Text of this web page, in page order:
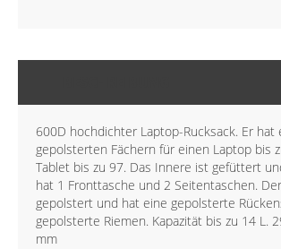
600D hochdichter Laptop-Rucksack. Er hat
gepolsterten Fächern für einen Laptop bis
Tablet bis zu 97. Das Innere ist gefüttert
hat 1 Fronttasche und 2 Seitentaschen.
gepolstert und hat eine gepolsterte
gepolsterte Riemen. Kapazität bis zu 14 L.
mm